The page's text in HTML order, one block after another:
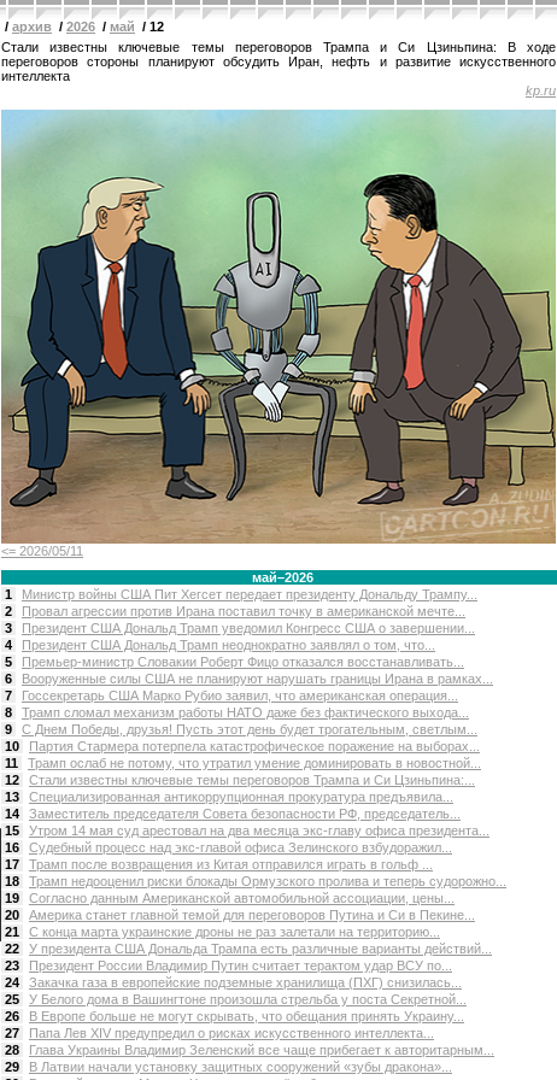
/ архив / 2026 / май / 12
Стали известны ключевые темы переговоров Трампа и Си Цзиньпина: В ходе
переговоров стороны планируют обсудить Иран, нефть и развитие искусственного
интеллекта
kp.ru
<= 2026/05/11
май–2026
1
Министр войны США Пит Хегсет передает президенту Дональду Трампу...
2
Провал агрессии против Ирана поставил точку в американской мечте...
3
Президент США Дональд Трамп уведомил Конгресс США о завершении...
4
Президент США Дональд Трамп неоднократно заявлял о том, что...
5
Премьер-министр Словакии Роберт Фицо отказался восстанавливать...
6
Вооруженные силы США не планируют нарушать границы Ирана в рамках...
7
Госсекретарь США Марко Рубио заявил, что американская операция...
8
Трамп сломал механизм работы НАТО даже без фактического выхода...
9
С Днем Победы, друзья! Пусть этот день будет трогательным, светлым...
10
Партия Стармера потерпела катастрофическое поражение на выборах...
11
Трамп ослаб не потому, что утратил умение доминировать в новостной...
12
Стали известны ключевые темы переговоров Трампа и Си Цзиньпина:...
13
Специализированная антикоррупционная прокуратура предъявила...
14
Заместитель председателя Совета безопасности РФ, председатель...
15
Утром 14 мая суд арестовал на два месяца экс-главу офиса президента...
16
Судебный процесс над экс-главой офиса Зелинского взбудоражил...
17
Трамп после возвращения из Китая отправился играть в гольф ...
18
Трамп недооценил риски блокады Ормузского пролива и теперь судорожно...
19
Согласно данным Американской автомобильной ассоциации, цены...
20
Америка станет главной темой для переговоров Путина и Си в Пекине...
21
С конца марта украинские дроны не раз залетали на территорию...
22
У президента США Дональда Трампа есть различные варианты действий...
23
Президент России Владимир Путин считает терактом удар ВСУ по...
24
Закачка газа в европейские подземные хранилища (ПХГ) снизилась...
25
У Белого дома в Вашингтоне произошла стрельба у поста Секретной...
26
В Европе больше не могут скрывать, что обещания принять Украину...
27
Папа Лев XIV предупредил о рисках искусственного интеллекта...
28
Глава Украины Владимир Зеленский все чаще прибегает к авторитарным...
29
В Латвии начали установку защитных сооружений «зубы дракона»...